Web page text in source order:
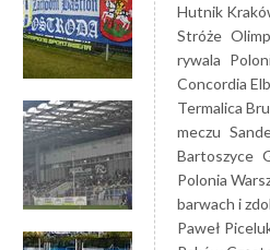
Hutnik
Stróże
rywala
Concordia
Termalica
meczu
Bartoszyce
Polonia
barwach i
Paweł